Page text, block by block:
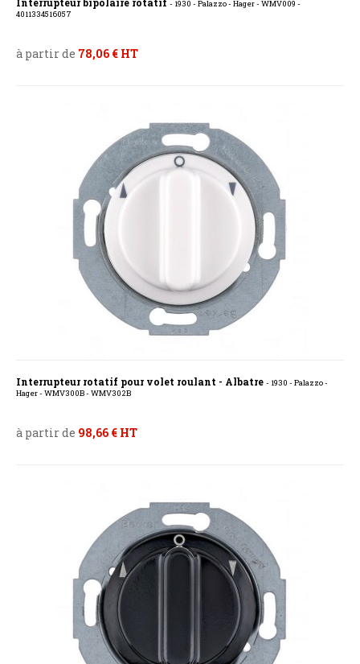
- 1930 - Palazzo - Hager - WMV009 -
4011334516057
à partir de 78,06 € HT
Interrupteur rotatif pour volet roulant - Albatre - 1930 - Palazzo -
Hager - WMV300B - WMV302B
à partir de 98,66 € HT